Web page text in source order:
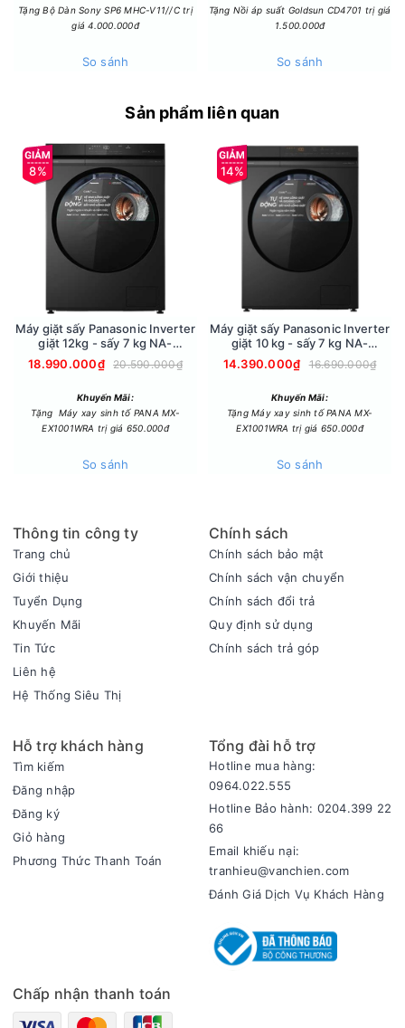
+ Màng lọc thô: lọc được các hạt có kích thước lớn trong
+ Màng lọc HEPA H13: loại bỏ bụi mịn có kích thước nhỏ trong
+ Màng lọc than hoạt tính: là một bộ lọc khử mùi giúp loại bỏ
các chất hóa học trong không khí.
- Lọc được bụi mịn PM0.01 đến 99.999% giúp bạn có một
bầu không khí trong lành hơn.
- Với động cơ Inverter bạn có thể tận hưởng không khí đã
- Công nghệ Ionizer làm giảm vi khuẩn có hại, giúp gia đình
bạn luôn khỏe mạnh đã được kiểm nghiệm bởi TÜV - tổ chức
quốc tế chứng nhận độc lập kiểm soát về kỹ thuật, an toàn
và uy tín về chất lượng.
- Cảm biến bụi PM1.0 và khí gas giúp phát hiện bụi mịn và
chất ô nhiễm mà mắt thường khó nhìn thấy, từ đó lọc sạch
không khí hiệu quả, trả lại bầu không gian trong lành cho gia
khác nhau:
+ Vàng: không khí ở mức độ sạch vừa phải.
+ Cam: không khí ô nhiễm ở mức thấp.
+ Đỏ: không khí ô nhiễm ở mức nghiêm trọng.
Tặng Bộ Dàn Sony SP6 MHC-V11//C trị
giá 4.000.000đ
So sánh
Tặng Nồi áp suất Goldsun CD4701 trị giá
1.500.000đ
So sánh
Sản phẩm liên quan
8%
Máy giặt sấy Panasonic Inverter
giặt 12kg - sấy 7 kg NA-
S24DW1BVT
18.990.000₫ 20.590.000₫
Khuyến Mãi:
Tặng Máy xay sinh tố PANA MX-
EX1001WRA trị giá 650.000đ
So sánh
14%
Máy giặt sấy Panasonic Inverter
giặt 10 kg - sấy 7 kg NA-
S20DG1BVT
14.390.000₫ 16.690.000₫
Khuyến Mãi:
Tặng Máy xay sinh tố PANA MX-
EX1001WRA trị giá 650.000đ
So sánh
Thông tin công ty
Trang chủ
Giới thiệu
Tuyển Dụng
Khuyến Mãi
Tin Tức
Liên hệ
Hệ Thống Siêu Thị
Chính sách
Chính sách bảo mật
Chính sách vận chuyển
Chính sách đổi trả
Quy định sử dụng
Chính sách trả góp
Hỗ trợ khách hàng
Tìm kiếm
Đăng nhập
Đăng ký
Giỏ hàng
Phương Thức Thanh Toán
Tổng đài hỗ trợ
Hotline mua hàng:
0964.022.555
Hotline Bảo hành: 0204.399 22
66
Email khiếu nại:
tranhieu@vanchien.com
Đánh Giá Dịch Vụ Khách Hàng
Chấp nhận thanh toán